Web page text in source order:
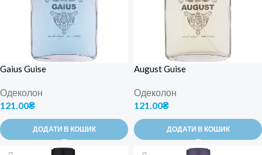
Gaius Guise
Одеколон
121.00₴
ДОДАТИ В КОШИК
August Guise
Одеколон
121.00₴
ДОДАТИ В КОШИК